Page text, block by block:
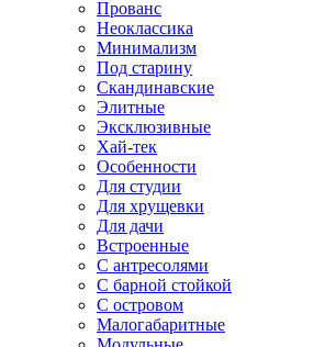
Прованс
Неоклассика
Минимализм
Под старину
Скандинавские
Элитные
Эксклюзивные
Хай-тек
Особенности
Для студии
Для хрущевки
Для дачи
Встроенные
С антресолями
С барной стойкой
С островом
Малогабаритные